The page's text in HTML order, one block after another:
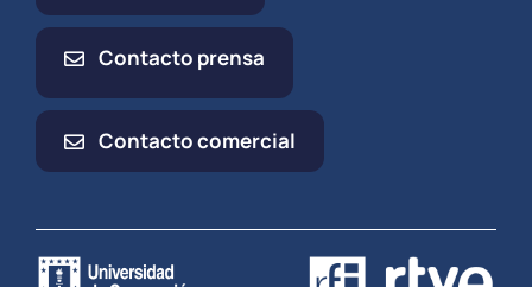
Contacto prensa
Contacto comercial